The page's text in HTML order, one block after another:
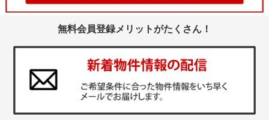
無料会員登録メリットがたくさん！